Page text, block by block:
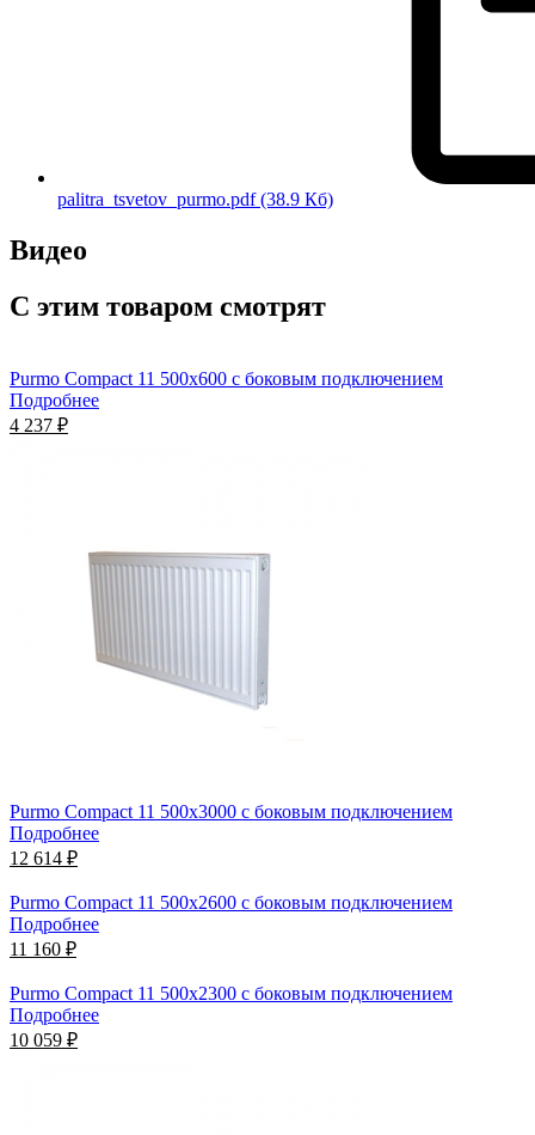
palitra_tsvetov_purmo.pdf(38.9 Кб)
Видео
С этим товаром смотрят
Purmo Compact 11 500х600 с боковым подключением
Подробнее
4 237 ₽
Purmo Compact 11 500х3000 с боковым подключением
Подробнее
12 614 ₽
Purmo Compact 11 500х2600 с боковым подключением
Подробнее
11 160 ₽
Purmo Compact 11 500х2300 с боковым подключением
Подробнее
10 059 ₽